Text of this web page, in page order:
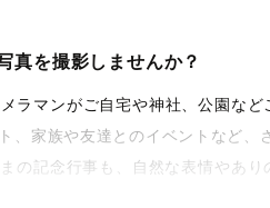
真を撮影しませんか？
ラマンがご自宅や神社、公園な
、家族や友達とのイベントなど、
の記念行事も、自然な表情やあ